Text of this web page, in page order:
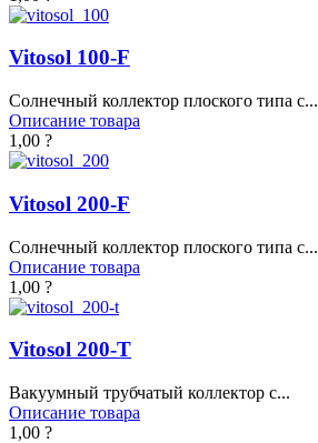
Vitosol 100-F
Солнечный коллектор плоского типа с...
Описание товара
1,00 ?
Vitosol 200-F
Солнечный коллектор плоского типа с...
Описание товара
1,00 ?
Vitosol 200-T
Вакуумный трубчатый коллектор с...
Описание товара
1,00 ?